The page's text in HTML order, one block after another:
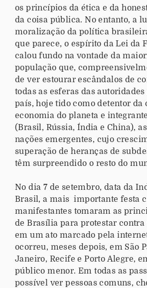
os princípios da ética e da
da coisa pública. No entanto, a
moralização da política
que parece, o espírito da Lei da
calou fundo na vontade da
população que,
de ver estourar escândalos de
todas as esferas das
país, hoje tido como detentor da
economia do planeta e
(Brasil, Rússia, Índia e China),
nações emergentes, cujo
superação de heranças de
têm surpreendido o resto do
No dia 7 de setembro, data da
Brasil, a mais importante festa
manifestantes tomaram as
de Brasília para protestar contra
em um ato marcado pela
ocorreu, meses depois, em São
Janeiro, Recife e Porto Alegre,
público menor. Em todas as
possível ver pessoas comuns,